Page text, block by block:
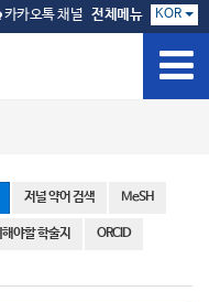
카카오톡 채널 전체메뉴 KOR
저널 약어 검색 MeSH
야할 학술지 ORCID